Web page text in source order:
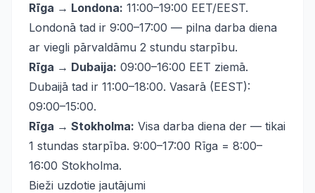
Rīga → Londona: 11:00–19:00 EET/EEST.
Londonā tad ir 9:00–17:00 — pilna darba diena
ar viegli pārvaldāmu 2 stundu starpību.
Rīga → Dubaija: 09:00–16:00 EET ziemā.
Dubaijā tad ir 11:00–18:00. Vasarā (EEST):
09:00–15:00.
Rīga → Stokholma: Visa darba diena der — tikai
1 stundas starpība. 9:00–17:00 Rīga = 8:00–
16:00 Stokholma.
Bieži uzdotie jautājumi